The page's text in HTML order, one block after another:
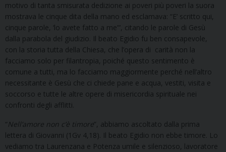
motivo di tanta smisurata dedizione ai poveri più poveri la suora
mostrava le cinque dita della mano ed esclamava: “E’ scritto qui,
cinque parole, ‘lo avete fatto a me”’, citando le parole di Gesù
dalla parabola del giudizio. Il beato Egidio fu ben consapevole,
con la storia tutta della Chiesa, che l’opera di carità non la
facciamo solo per filantropia, poiché questo sentimento è
comune a tutti, ma lo facciamo maggiormente perché nell’altro
necessitante è Gesù che ci chiede pane e acqua, vestiti, visita e
soccorso e tutte le altre opere di misericordia spirituale nei
confronti degli afflitti.
“Nell’amore non c’è timore”, abbiamo ascoltato dalla prima
lettera di Giovanni (1Gv 4,18). Il beato Egidio non ebbe timore. Lo
vediamo tra Laurenzana e Potenza umile e silenzioso, lavoratore